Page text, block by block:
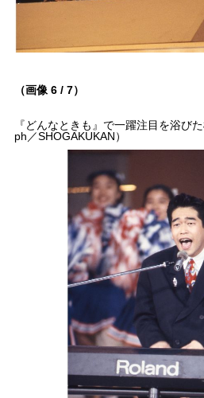
（画像 6 / 7）
『どんなときも』で一躍注目を浴び
ph／SHOGAKUKAN）